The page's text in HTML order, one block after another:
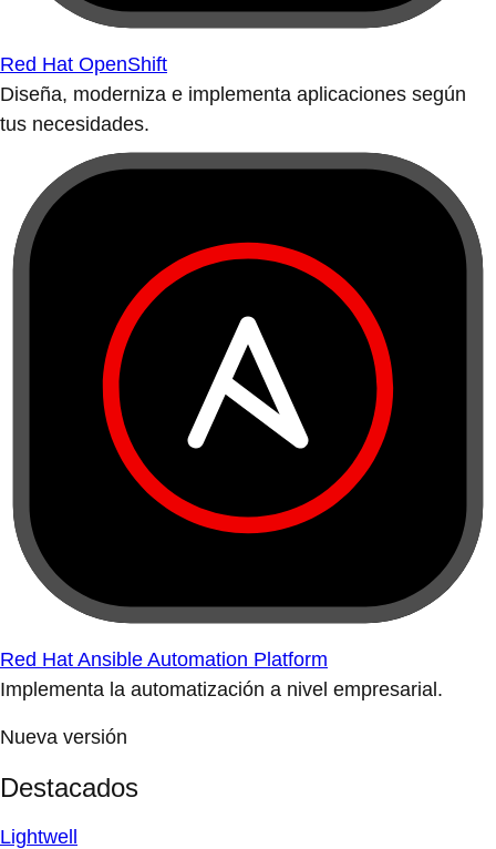
Red Hat OpenShift
Diseña, moderniza e implementa aplicaciones según
tus necesidades.
Red Hat Ansible Automation Platform
Implementa la automatización a nivel empresarial.
Nueva versión
Destacados
Lightwell